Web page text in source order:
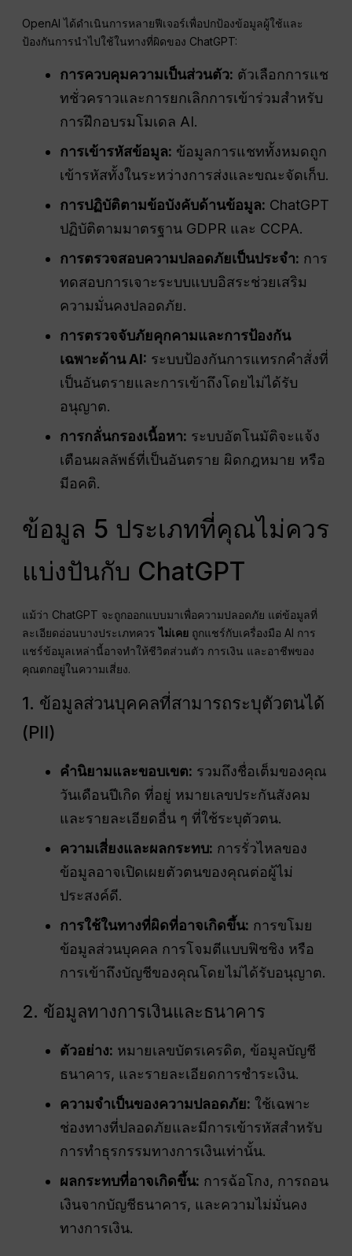
OpenAI ได้ดำเนินการหลายฟีเจอร์เพื่อปกป้องข้อมูลผู้ใช้และ
ป้องกันการนำไปใช้ในทางที่ผิดของ ChatGPT:
การควบคุมความเป็นส่วนตัว: ตัวเลือกการแช
ทชั่วคราวและการยกเลิกการเข้าร่วมสำหรับ
การฝึกอบรมโมเดล AI.
การเข้ารหัสข้อมูล: ข้อมูลการแชททั้งหมดถูก
เข้ารหัสทั้งในระหว่างการส่งและขณะจัดเก็บ.
การปฏิบัติตามข้อบังคับด้านข้อมูล: ChatGPT
ปฏิบัติตามมาตรฐาน GDPR และ CCPA.
การตรวจสอบความปลอดภัยเป็นประจำ: การ
ทดสอบการเจาะระบบแบบอิสระช่วยเสริม
ความมั่นคงปลอดภัย.
การตรวจจับภัยคุกคามและการป้องกัน
เฉพาะด้าน AI: ระบบป้องกันการแทรกคำสั่งที่
เป็นอันตรายและการเข้าถึงโดยไม่ได้รับ
อนุญาต.
การกลั่นกรองเนื้อหา: ระบบอัตโนมัติจะแจ้ง
เตือนผลลัพธ์ที่เป็นอันตราย ผิดกฎหมาย หรือ
มีอคติ.
ข้อมูล 5 ประเภทที่คุณไม่ควร
แบ่งปันกับ ChatGPT
แม้ว่า ChatGPT จะถูกออกแบบมาเพื่อความปลอดภัย แต่ข้อมูลที่
ละเอียดอ่อนบางประเภทควรไม่เคย ถูกแชร์กับเครื่องมือ AI การ
แชร์ข้อมูลเหล่านี้อาจทำให้ชีวิตส่วนตัว การเงิน และอาชีพของ
คุณตกอยู่ในความเสี่ยง.
1. ข้อมูลส่วนบุคคลที่สามารถระบุตัวตนได้
(PII)
คำนิยามและขอบเขต: รวมถึงชื่อเต็มของคุณ
วันเดือนปีเกิด ที่อยู่ หมายเลขประกันสังคม
และรายละเอียดอื่น ๆ ที่ใช้ระบุตัวตน.
ความเสี่ยงและผลกระทบ: การรั่วไหลของ
ข้อมูลอาจเปิดเผยตัวตนของคุณต่อผู้ไม่
ประสงค์ดี.
การใช้ในทางที่ผิดที่อาจเกิดขึ้น: การขโมย
ข้อมูลส่วนบุคคล การโจมตีแบบฟิชชิง หรือ
การเข้าถึงบัญชีของคุณโดยไม่ได้รับอนุญาต.
2. ข้อมูลทางการเงินและธนาคาร
ตัวอย่าง: หมายเลขบัตรเครดิต, ข้อมูลบัญชี
ธนาคาร, และรายละเอียดการชำระเงิน.
ความจำเป็นของความปลอดภัย: ใช้เฉพาะ
ช่องทางที่ปลอดภัยและมีการเข้ารหัสสำหรับ
การทำธุรกรรมทางการเงินเท่านั้น.
ผลกระทบที่อาจเกิดขึ้น: การฉ้อโกง, การถอน
เงินจากบัญชีธนาคาร, และความไม่มั่นคง
ทางการเงิน.